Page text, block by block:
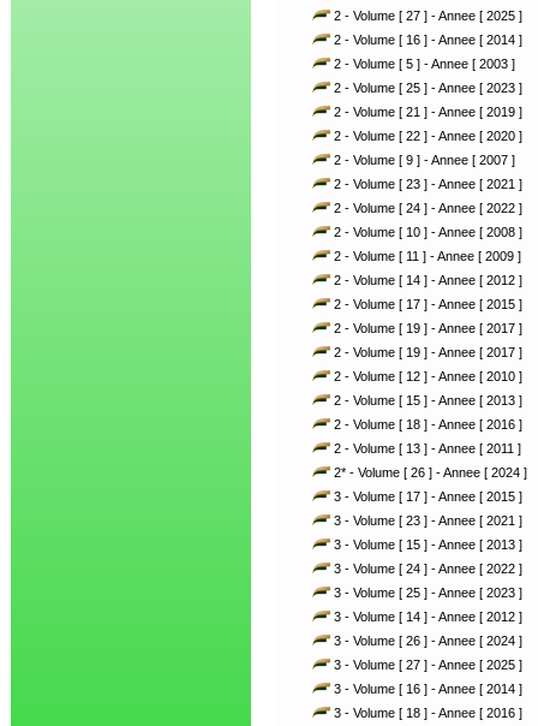
2 - Volume [ 27 ] - Annee [ 2025 ]
2 - Volume [ 16 ] - Annee [ 2014 ]
2 - Volume [ 5 ] - Annee [ 2003 ]
2 - Volume [ 25 ] - Annee [ 2023 ]
2 - Volume [ 21 ] - Annee [ 2019 ]
2 - Volume [ 22 ] - Annee [ 2020 ]
2 - Volume [ 9 ] - Annee [ 2007 ]
2 - Volume [ 23 ] - Annee [ 2021 ]
2 - Volume [ 24 ] - Annee [ 2022 ]
2 - Volume [ 10 ] - Annee [ 2008 ]
2 - Volume [ 11 ] - Annee [ 2009 ]
2 - Volume [ 14 ] - Annee [ 2012 ]
2 - Volume [ 17 ] - Annee [ 2015 ]
2 - Volume [ 19 ] - Annee [ 2017 ]
2 - Volume [ 19 ] - Annee [ 2017 ]
2 - Volume [ 12 ] - Annee [ 2010 ]
2 - Volume [ 15 ] - Annee [ 2013 ]
2 - Volume [ 18 ] - Annee [ 2016 ]
2 - Volume [ 13 ] - Annee [ 2011 ]
2* - Volume [ 26 ] - Annee [ 2024 ]
3 - Volume [ 17 ] - Annee [ 2015 ]
3 - Volume [ 23 ] - Annee [ 2021 ]
3 - Volume [ 15 ] - Annee [ 2013 ]
3 - Volume [ 24 ] - Annee [ 2022 ]
3 - Volume [ 25 ] - Annee [ 2023 ]
3 - Volume [ 14 ] - Annee [ 2012 ]
3 - Volume [ 26 ] - Annee [ 2024 ]
3 - Volume [ 27 ] - Annee [ 2025 ]
3 - Volume [ 16 ] - Annee [ 2014 ]
3 - Volume [ 18 ] - Annee [ 2016 ]